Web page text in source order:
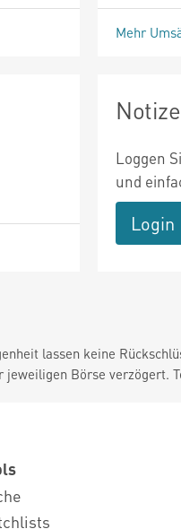
Mehr
Loggen
und
Login
lassen keine
Börse verzögert.